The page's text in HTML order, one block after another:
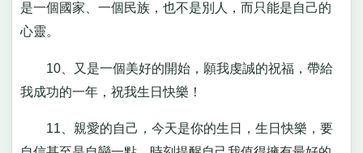
是一個國家、一個民族，也不是別人，而只能是自己的
心靈。
10、又是一個美好的開始，願我虔誠的祝福，帶給
我成功的一年，祝我生日快樂！
11、親愛的自己，今天是你的生日，生日快樂，要